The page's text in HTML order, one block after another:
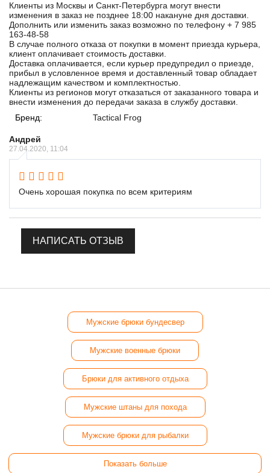
Клиенты из Москвы и Санкт-Петербурга могут внести
изменения в заказ не позднее 18:00 накануне дня доставки.
Дополнить или изменить заказ возможно по телефону + 7 985
163-48-58
В случае полного отказа от покупки в момент приезда курьера,
клиент оплачивает стоимость доставки.
Доставка оплачивается, если курьер предупредил о приезде,
прибыл в условленное время и доставленный товар обладает
надлежащим качеством и комплектностью.
Клиенты из регионов могут отказаться от заказанного товара и
внести изменения до передачи заказа в службу доставки.
Бренд:
Tactical Frog
Андрей
27.04.2020, 11:04
Очень хорошая покупка по всем критериям
НАПИСАТЬ ОТЗЫВ
Мужские брюки бундесвер
Мужские военные брюки
Брюки для активного отдыха
Мужские штаны для похода
Мужские брюки для рыбалки
Показать больше